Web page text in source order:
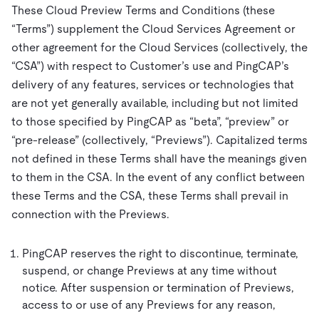
TiDB Self-Managed
料金
エコシステム
Integrations
TiKV
TiSpark
OSS Insight
業界
フィンテック
Eコマース
SaaS
ユースケース
運用インテリジェンスの活用
MySQLワークロードの近代化
Build GenAI Applications
アーカイブ動画
スライド
エンゲージメント
イベント
Developer Hub
Discord Community
PingCAP University
TiDB Labs 認定資格試験
規約類
基本規約、TiDBクラウドサービス契約、SLA、利用規約、
プライバシーポリシーなど、契約関連の情報を紹介しま
す。
Trust Hub
お客様のデータの機密性、可用性、安全性について紹介し
ます。
会社概要
キャリア
パートナー
お問い合わせ
ドキュメント
ドキュメント
TiDB Cloud
TiDB
開発者ガイド
無料で始める
These Cloud Preview Terms and Conditions (these
“Terms”) supplement the Cloud Services Agreement or
other agreement for the Cloud Services (collectively, the
“CSA”) with respect to Customer’s use and PingCAP’s
delivery of any features, services or technologies that
are not yet generally available, including but not limited
to those specified by PingCAP as “beta”, “preview” or
“pre-release” (collectively, “Previews”). Capitalized terms
not defined in these Terms shall have the meanings given
to them in the CSA. In the event of any conflict between
these Terms and the CSA, these Terms shall prevail in
connection with the Previews.
PingCAP reserves the right to discontinue, terminate,
suspend, or change Previews at any time without
notice. After suspension or termination of Previews,
access to or use of any Previews for any reason,